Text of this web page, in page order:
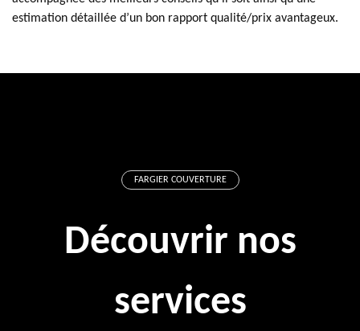
estimation détaillée d’un bon rapport qualité/prix avantageux.
FARGIER COUVERTURE
Découvrir nos
services